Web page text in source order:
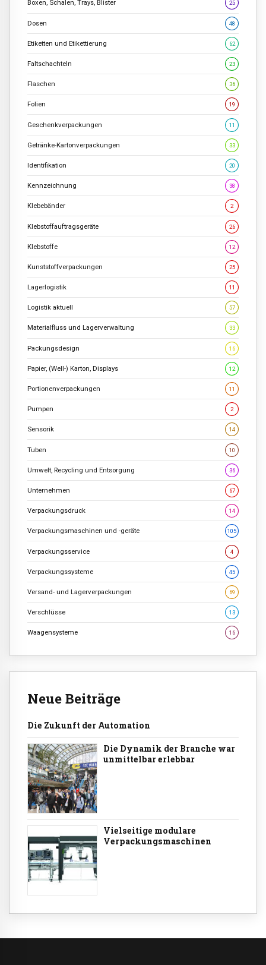
Boxen, Schalen, Trays, Blister 25
Dosen 48
Etiketten und Etikettierung 62
Faltschachteln 23
Flaschen 36
Folien 19
Geschenkverpackungen 11
Getränke-Kartonverpackungen 33
Identifikation 20
Kennzeichnung 38
Klebebänder 2
Klebstoffauftragsgeräte 26
Klebstoffe 12
Kunststoffverpackungen 25
Lagerlogistik 11
Logistik aktuell 57
Materialfluss und Lagerverwaltung 33
Packungsdesign 16
Papier, (Well-) Karton, Displays 12
Portionenverpackungen 11
Pumpen 2
Sensorik 14
Tuben 10
Umwelt, Recycling und Entsorgung 36
Unternehmen 67
Verpackungsdruck 14
Verpackungsmaschinen und -geräte 105
Verpackungsservice 4
Verpackungssysteme 45
Versand- und Lagerverpackungen 69
Verschlüsse 13
Waagensysteme 16
Neue Beiträge
Die Zukunft der Automation
Die Dynamik der Branche war
unmittelbar erlebbar
Vielseitige modulare
Verpackungsmaschinen